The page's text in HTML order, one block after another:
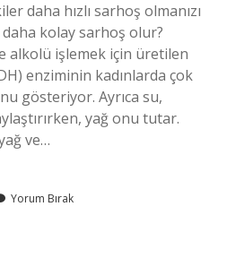
daha hızlı sarhoş olmanızı
kolay sarhoş olur?
alkolü işlemek için üretilen
enziminin kadınlarda çok
gösteriyor. Ayrıca su,
yağ onu tutar.
ve…
Yorum Bırak